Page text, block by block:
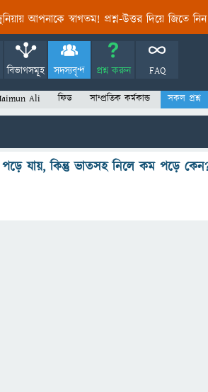
আপনাকে স্বাগতম! প্রশ্ন-উত্তর দিয়ে জিতে নিন
বিভাগসমূহ সদস্যবৃন্দ প্রশ্ন করুন FAQ
Ali ফিড সাম্প্রতিক কর্মকান্ড সকল প্রশ্ন
যায়, কিন্তু ভাতসহ নিলে কম পড়ে